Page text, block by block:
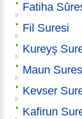
Fatiha
Fil Suresi
Kureyş
Maun
Kevser
Kafirun